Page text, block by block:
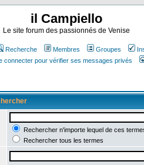
il Campiello
Le site forum des passionnés de Venise
Recherche Membres Groupes
connecter pour vérifier ses messages privés
Rechercher n'importe lequel de ces
Rechercher tous les termes